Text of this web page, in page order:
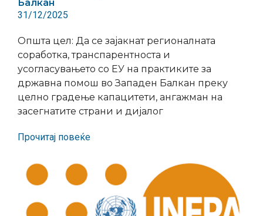
Балкан
31/12/2025
Општа цел: Да се зајакнат регионалната
соработка, транспарентноста и
усогласувањето со ЕУ на практиките за
државна помош во Западен Балкан преку
целно градење капацитети, ангажман на
засегнатите страни и дијалог
Прочитај повеќе